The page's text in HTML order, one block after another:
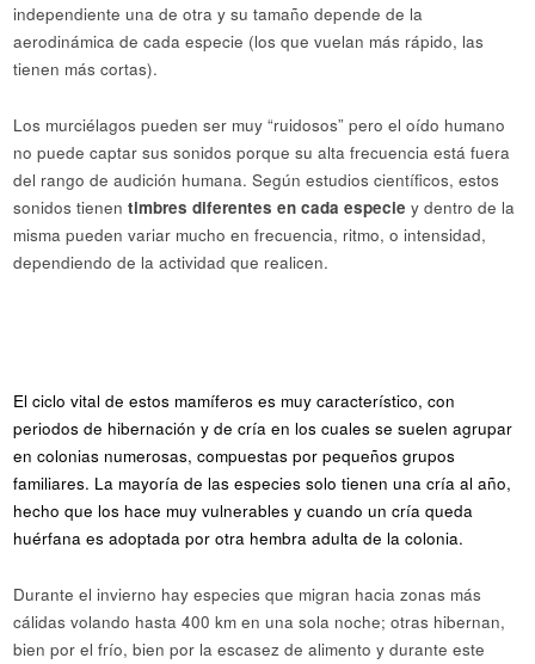
independiente una de otra y su tamaño depende de la
aerodinámica de cada especie (los que vuelan más rápido, las
tienen más cortas).
Los murciélagos pueden ser muy “ruidosos” pero el oído humano
no puede captar sus sonidos porque su alta frecuencia está fuera
del rango de audición humana. Según estudios científicos, estos
sonidos tienentimbres diferentes en cada especiey dentro de la
misma pueden variar mucho en frecuencia, ritmo, o intensidad,
dependiendo de la actividad que realicen.
El ciclo vital de estos mamíferos es muy característico, con
periodos de hibernación y de cría en los cuales se suelen agrupar
en colonias numerosas, compuestas por pequeños grupos
familiares. La mayoría de las especies solo tienen una cría al año,
hecho que los hace muy vulnerables y cuando un cría queda
huérfana es adoptada por otra hembra adulta de la colonia.
Durante el invierno hay especies que migran hacia zonas más
cálidas volando hasta 400 km en una sola noche; otras hibernan,
bien por el frío, bien por la escasez de alimento y durante este